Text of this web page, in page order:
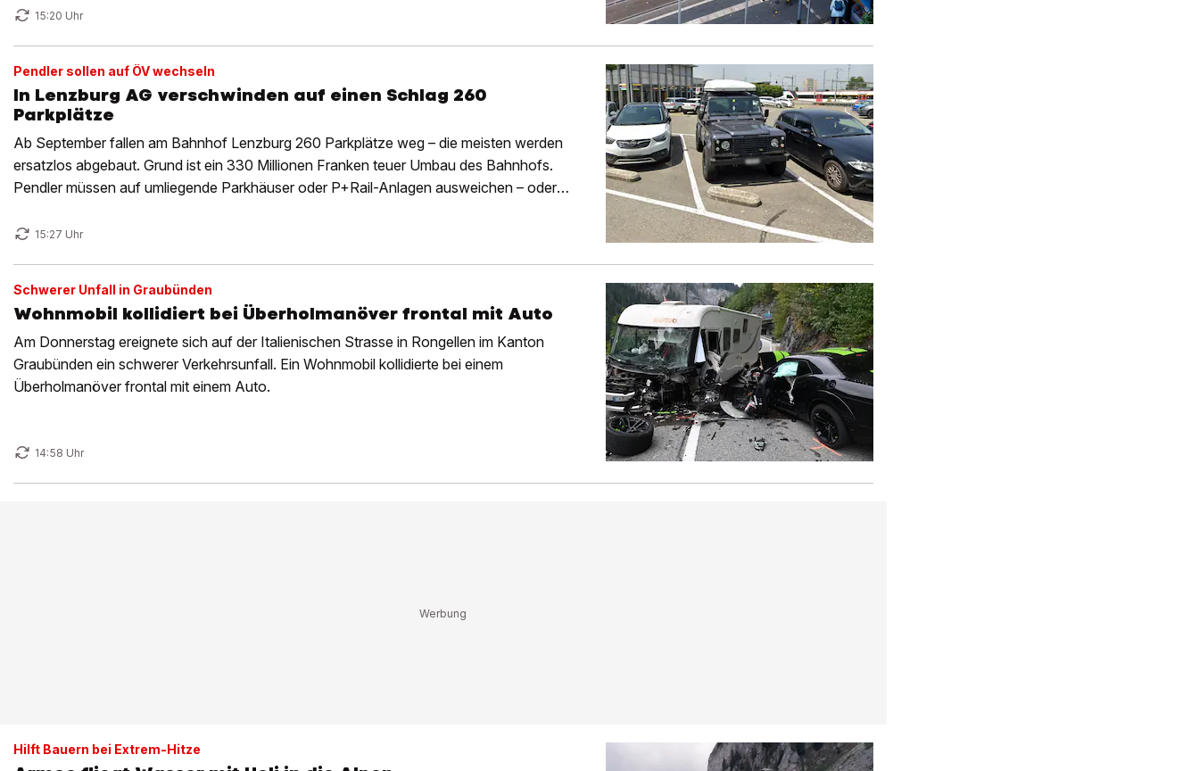
15:20 Uhr
Pendler sollen auf ÖV wechseln
In Lenzburg AG verschwinden auf einen Schlag 260
Parkplätze
Ab September fallen am Bahnhof Lenzburg 260 Parkplätze weg – die meisten werden
ersatzlos abgebaut. Grund ist ein 330 Millionen Franken teuer Umbau des Bahnhofs.
Pendler müssen auf umliegende Parkhäuser oder P+Rail-Anlagen ausweichen – oder
15:27 Uhr
Schwerer Unfall in Graubünden
Wohnmobil kollidiert bei Überholmanöver frontal mit Auto
Am Donnerstag ereignete sich auf der Italienischen Strasse in Rongellen im Kanton
Graubünden ein schwerer Verkehrsunfall. Ein Wohnmobil kollidierte bei einem
Überholmanöver frontal mit einem Auto.
14:58 Uhr
Hilft Bauern bei Extrem-Hitze